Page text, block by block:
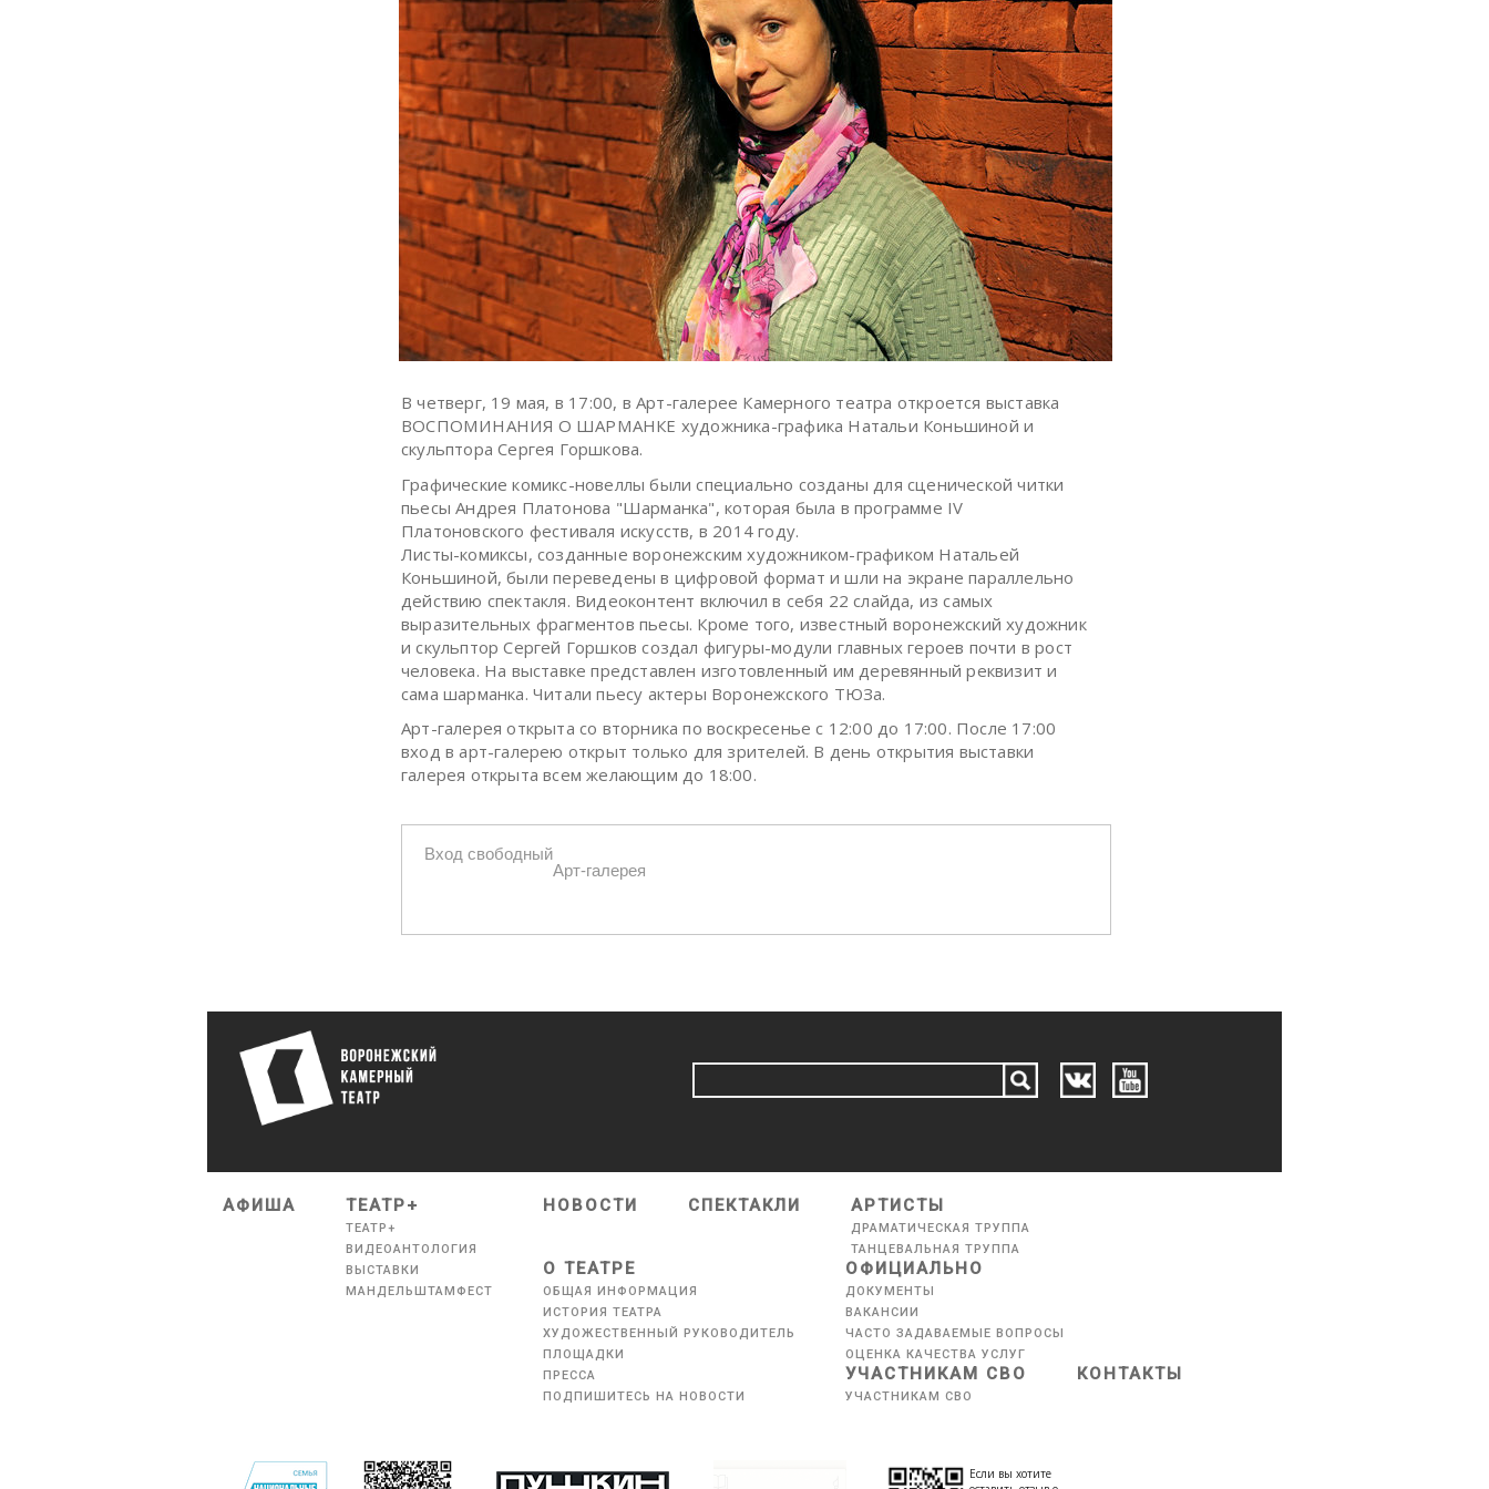
В четверг, 19 мая, в 17:00, в Арт-галерее Камерного театра откроется выставка
ВОСПОМИНАНИЯ О ШАРМАНКЕ художника-графика Натальи Коньшиной и
скульптора Сергея Горшкова.
Графические комикс-новеллы были специально созданы для сценической читки
пьесы Андрея Платонова "Шарманка", которая была в программе IV
Платоновского фестиваля искусств, в 2014 году.
Листы-комиксы, созданные воронежским художником-графиком Натальей
Коньшиной, были переведены в цифровой формат и шли на экране параллельно
действию спектакля. Видеоконтент включил в себя 22 слайда, из самых
выразительных фрагментов пьесы. Кроме того, известный воронежский художник
и скульптор Сергей Горшков создал фигуры-модули главных героев почти в рост
человека. На выставке представлен изготовленный им деревянный реквизит и
сама шарманка. Читали пьесу актеры Воронежского ТЮЗа.
Арт-галерея открыта со вторника по воскресенье с 12:00 до 17:00. После 17:00
вход в арт-галерею открыт только для зрителей. В день открытия выставки
галерея открыта всем желающим до 18:00.
Вход свободный
Арт-галерея
АФИША ТЕАТР+
ТЕАТР+
ВИДЕОАНТОЛОГИЯ
ВЫСТАВКИ
МАНДЕЛЬШТАМФЕСТ
НОВОСТИ СПЕКТАКЛИ АРТИСТЫ
ДРАМАТИЧЕСКАЯ ТРУППА
ТАНЦЕВАЛЬНАЯ ТРУППА
О ТЕАТРЕ
ОБЩАЯ ИНФОРМАЦИЯ
ИСТОРИЯ ТЕАТРА
ХУДОЖЕСТВЕННЫЙ РУКОВОДИТЕЛЬ
ПЛОЩАДКИ
ПРЕССА
ПОДПИШИТЕСЬ НА НОВОСТИ
ОФИЦИАЛЬНО
ДОКУМЕНТЫ
ВАКАНСИИ
ЧАСТО ЗАДАВАЕМЫЕ ВОПРОСЫ
ОЦЕНКА КАЧЕСТВА УСЛУГ
УЧАСТНИКАМ СВО
УЧАСТНИКАМ СВО
КОНТАКТЫ
Если вы хотите